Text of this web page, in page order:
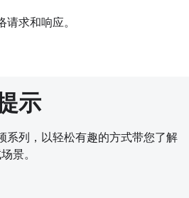
求和响应。
示
系列，以轻松有趣的方式带您了解
景。